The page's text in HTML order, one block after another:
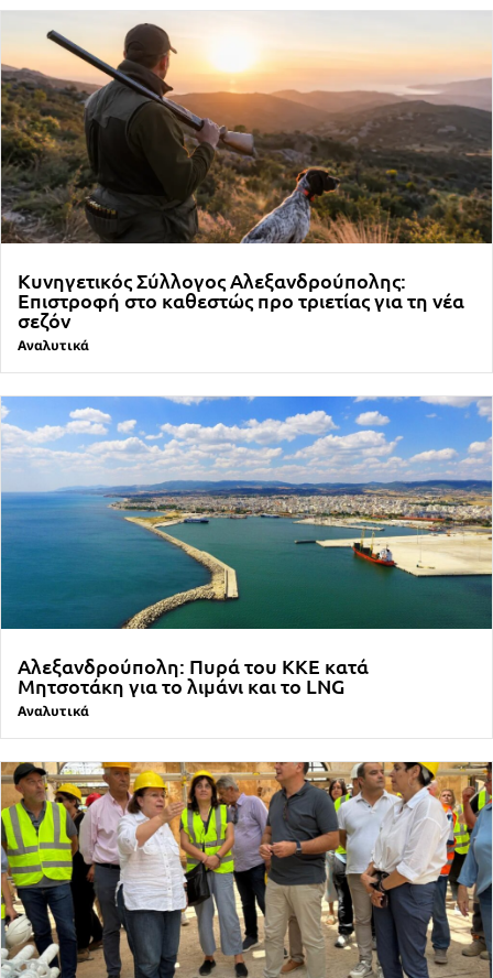
Κυνηγετικός Σύλλογος Αλεξανδρούπολης:
Επιστροφή στο καθεστώς προ τριετίας για τη νέα
σεζόν
Αναλυτικά
Αλεξανδρούπολη: Πυρά του ΚΚΕ κατά
Μητσοτάκη για το λιμάνι και το LNG
Αναλυτικά